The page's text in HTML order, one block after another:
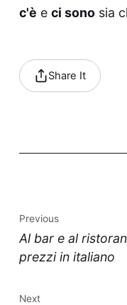
c'è e ci sonosia
Share It
Previous
Al bar e al
prezzi in italiano
Next